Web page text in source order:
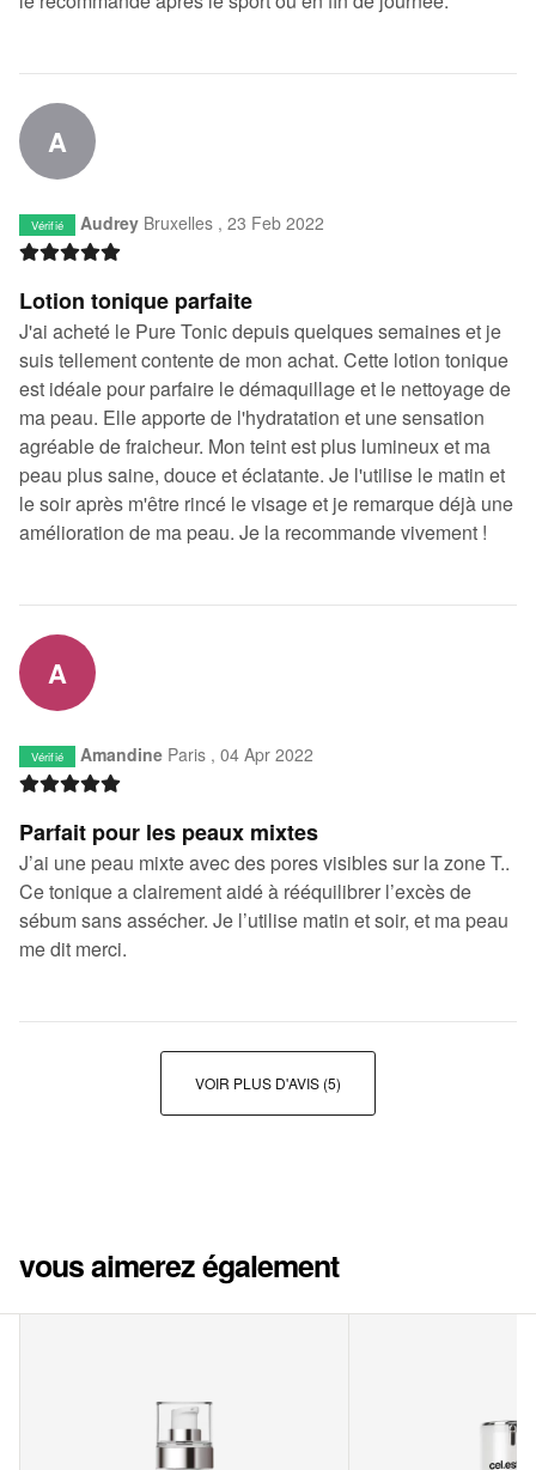
A
Vérifié AudreyBruxelles , 23 Feb 2022
Lotion tonique parfaite
J'ai acheté le Pure Tonic depuis quelques semaines et je
suis tellement contente de mon achat. Cette lotion tonique
est idéale pour parfaire le démaquillage et le nettoyage de
ma peau. Elle apporte de l'hydratation et une sensation
agréable de fraicheur. Mon teint est plus lumineux et ma
peau plus saine, douce et éclatante. Je l'utilise le matin et
le soir après m'être rincé le visage et je remarque déjà une
amélioration de ma peau. Je la recommande vivement !
A
Vérifié AmandineParis , 04 Apr 2022
Parfait pour les peaux mixtes
J’ai une peau mixte avec des pores visibles sur la zone T..
Ce tonique a clairement aidé à rééquilibrer l’excès de
sébum sans assécher. Je l’utilise matin et soir, et ma peau
me dit merci.
VOIR PLUS D'AVIS (5)
vous aimerez également